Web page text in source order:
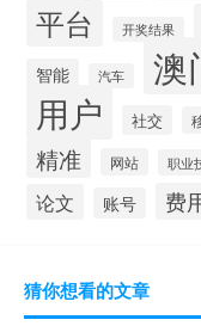
平台 开奖结果
智能 汽车 澳
用户 社交
精准 网站 职业
论文 账号 费
猜你想看的文章